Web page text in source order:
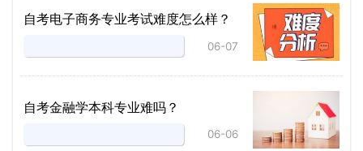
自考电子商务专业考试难度怎么样？
06-07
自考金融学本科专业难吗？
06-06